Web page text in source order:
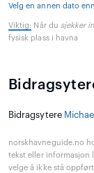
Velg en annen dato
Viktig: Når du sjekker
fysisk plass i havna
Bidragsytere
norskhavneguide.no
tekst eller informasjon
velge å ikke stå